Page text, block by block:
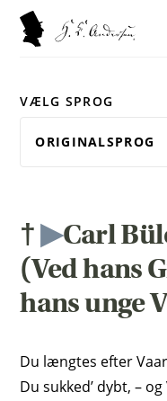
VÆLG SPROG
†▶Carl
(Ved hans
hans unge
Du længtes efter
Du sukked’ dybt, –